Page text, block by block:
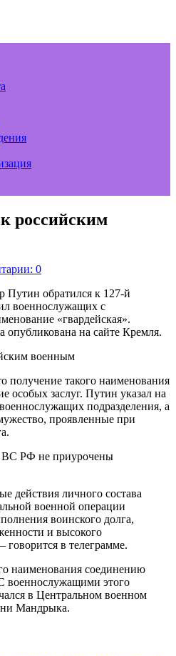
российским
0
Путин обратился к 127-й
военнослужащих с
«гвардейская».
опубликована на сайте Кремля.
получение такого наименования
особых заслуг. Путин указал на
подразделения, а
проявленные при
ВС РФ не приурочены
действия личного состава
военной операции
воинского долга,
и высокого
в телеграмме.
наименования соединению
военнослужащими этого
в Центральном военном
Мандрыка.